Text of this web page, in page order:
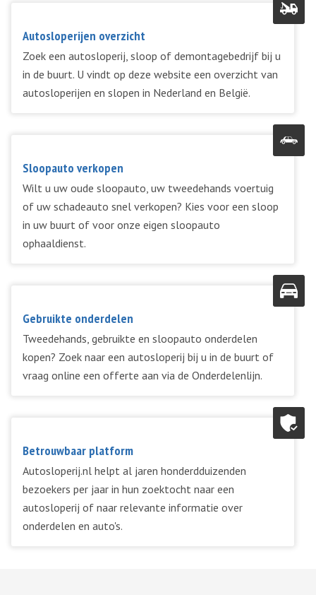
Autosloperijen overzicht
Zoek een autosloperij, sloop of demontagebedrijf bij u
in de buurt. U vindt op deze website een overzicht van
autosloperijen en slopen in Nederland en België.
Sloopauto verkopen
Wilt u uw oude sloopauto, uw tweedehands voertuig
of uw schadeauto snel verkopen? Kies voor een sloop
in uw buurt of voor onze eigen sloopauto
ophaaldienst.
Gebruikte onderdelen
Tweedehands, gebruikte en sloopauto onderdelen
kopen? Zoek naar een autosloperij bij u in de buurt of
vraag online een offerte aan via de Onderdelenlijn.
Betrouwbaar platform
Autosloperij.nl helpt al jaren honderdduizenden
bezoekers per jaar in hun zoektocht naar een
autosloperij of naar relevante informatie over
onderdelen en auto's.